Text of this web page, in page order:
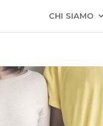
CHI SIAMO